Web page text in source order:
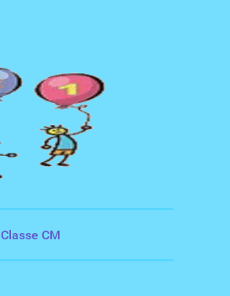
Classe CM